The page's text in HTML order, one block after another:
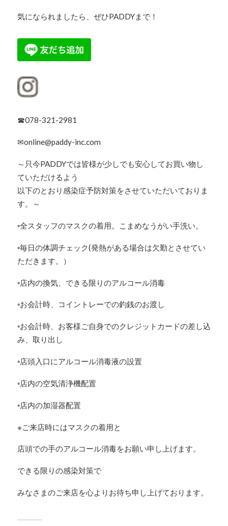
気になられましたら、ぜひPADDYまで！
☎078-321-2981
✉online@paddy-inc.com
～只今PADDYでは皆様が少しでも安心してお買い物し
ていただけるよう
以下のとおり感染症予防対策をさせていただいておりま
す。～
◦全スタッフのマスクの着用。こまめなうがい手洗い。
◦毎日の体調チェック(発熱がある場合は欠勤とさせてい
ただきます。）
◦店内の換気、できる限りのアルコール消毒
◦お会計時、コイントレーでの釣銭のお渡し
◦お会計時、お客様ご自身でのクレジットカードの差し込
み、取り出し
◦店頭入口にアルコール消毒液の設置
◦店内の空気清浄機配置
◦店内の加湿器配置
※ご来店時にはマスクの着用と
店頭での手のアルコール消毒をお願い申し上げます。
できる限りの感染対策で
みなさまのご来店を心よりお待ち申し上げております。